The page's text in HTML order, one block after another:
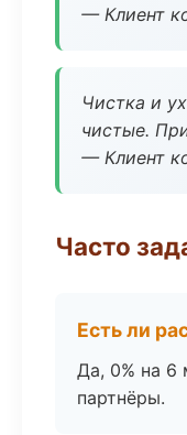
— Клиент
Чистка и
чистые.
— Клиент
Часто
Есть ли
Да, 0% на 6
партнёры.